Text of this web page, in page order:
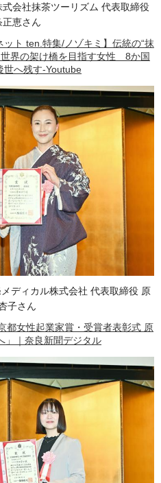
会社抹茶ツーリズム 代表取締役
正恵さん
ト ten.特集/ノゾキミ】伝統の“抹
界の架け橋を目指す女性 8か国
世へ残す-Youtube
ディカル株式会社 代表取締役 原
子さん
都女性起業家賞・受賞者表彰式 原
」｜奈良新聞デジタル